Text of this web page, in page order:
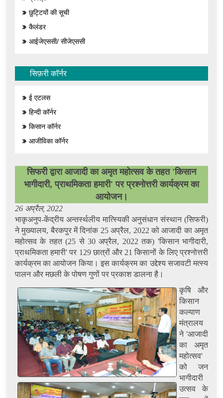
छुट्टियों की सूची
कैलंडर
आईजेएससी/ सीजेएससी
सिफ़री कॉर्नर
ई एटलस
हिन्दी कॉर्नर
किसान कॉर्नर
आजीविका कॉर्नर
सिफरी द्वारा आजादी का अमृत महोत्सव के तहत 'किसान
भागीदारी, प्राथमिकता हमारी' पर प्रश्नोत्तरी कार्यक्रम का
आयोजन।
26 अप्रैल, 2022
भाकृअनुप-केंद्रीय अन्तर्स्थलीय मात्स्यिकी अनुसंधान संस्थान (सिफरी)
ने मुख्यालय, बैरकपुर में दिनांक 25 अप्रैल, 2022 को आजादी का अमृत
महोत्सव के तहत (25 से 30 अप्रैल, 2022 तक) 'किसान भागीदारी,
प्राथमिकता हमारी' पर 129 छात्रों और 21 किसानों के लिए प्रश्नोत्तरी
कार्यक्रम का आयोजन किया। इस कार्यक्रम का उद्देश्य सजावटी मत्स्य
पालन और मछली के पोषण गुणों पर प्रकाश डालना है।
कृषि और
किसान
कल्याण
मंत्रालय
ने 'आजादी
का अमृत
महोत्सव'
को जन
भागीदारी
उत्सव के